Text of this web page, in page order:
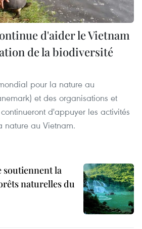
d'aider le Vietnam
de la biodiversité
pour la nature au
et des organisations et
d'appuyer les activités
nature au Vietnam.
soutiennent la
naturelles du